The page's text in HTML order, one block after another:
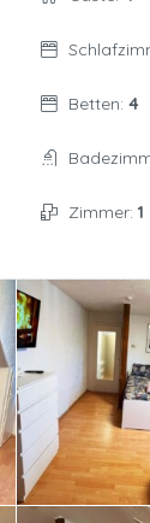
Betten: 4
Zimmer: 1